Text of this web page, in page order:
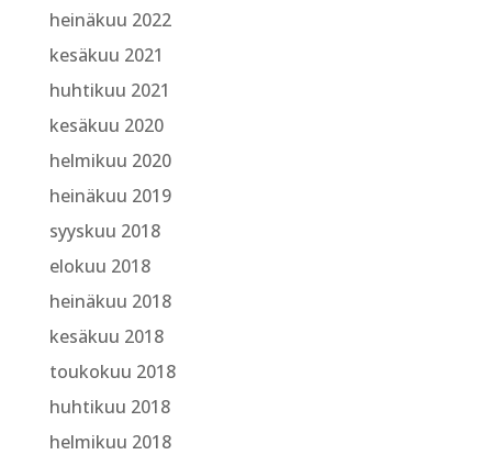
heinäkuu 2022
kesäkuu 2021
huhtikuu 2021
kesäkuu 2020
helmikuu 2020
heinäkuu 2019
syyskuu 2018
elokuu 2018
heinäkuu 2018
kesäkuu 2018
toukokuu 2018
huhtikuu 2018
helmikuu 2018